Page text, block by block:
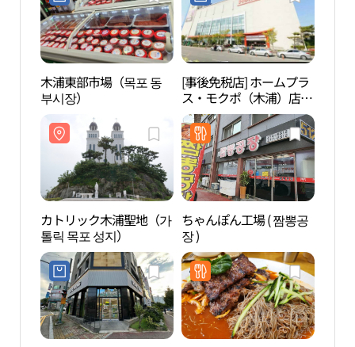
木浦東部市場（목포 동
부시장）
[事後免税店] ホームプラ
ス・モクポ（木浦）店
(홈플러스 목포점)
カトリック木浦聖地（가
톨릭 목포 성지）
ちゃんぽん工場 ( 짬뽕공
장 )